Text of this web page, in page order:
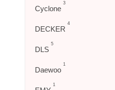
Cyclone
3
DECKER
4
DLS
5
Daewoo
1
1